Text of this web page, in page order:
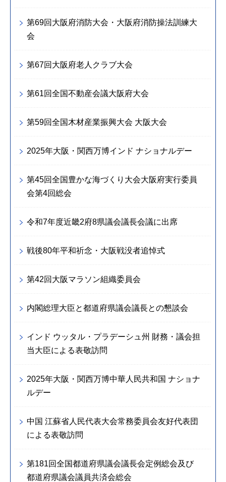
第69回大阪府消防大会・大阪府消防操法訓練大
会
第67回大阪府老人クラブ大会
第61回全国不動産会議大阪府大会
第59回全国木材産業振興大会 大阪大会
2025年大阪・関西万博インド ナショナルデー
第45回全国豊かな海づくり大会大阪府実行委員
会第4回総会
令和7年度近畿2府8県議会議長会議に出席
戦後80年平和祈念・大阪戦没者追悼式
第42回大阪マラソン組織委員会
内閣総理大臣と都道府県議会議長との懇談会
インド ウッタル・プラデーシュ州 財務・議会担
当大臣による表敬訪問
2025年大阪・関西万博中華人民共和国 ナショナ
ルデー
中国 江蘇省人民代表大会常務委員会友好代表団
による表敬訪問
第181回全国都道府県議会議長会定例総会及び
都道府県議会議員共済会総会